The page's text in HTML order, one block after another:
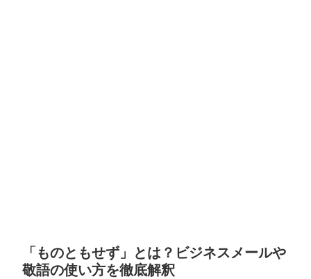
「ものともせず」とは？ビジネスメールや
敬語の使い方を徹底解釈